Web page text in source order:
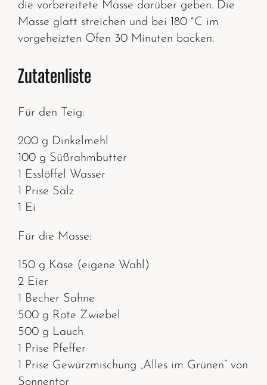
die vorbereitete Masse darüber geben. Die
Masse glatt streichen und bei 180 °C im
vorgeheizten Ofen 30 Minuten backen.
Zutatenliste
Für den Teig:
200 g Dinkelmehl
100 g Süßrahmbutter
1 Esslöffel Wasser
1 Prise Salz
1 Ei
Für die Masse:
150 g Käse (eigene Wahl)
2 Eier
1 Becher Sahne
500 g Rote Zwiebel
500 g Lauch
1 Prise Pfeffer
1 Prise Gewürzmischung „Alles im Grünen“ von
Sonnentor